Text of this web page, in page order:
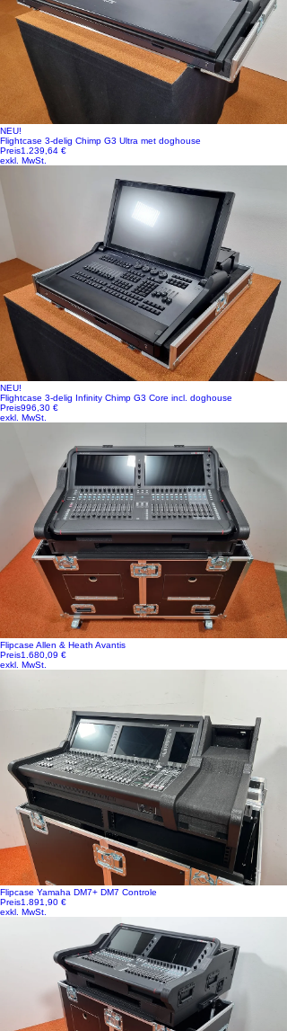
NEU!
Flightcase 3-delig Chimp G3 Ultra met doghouse
Preis1.239,64 €
exkl. MwSt.
NEU!
Flightcase 3-delig Infinity Chimp G3 Core incl. doghouse
Preis996,30 €
exkl. MwSt.
Flipcase Allen & Heath Avantis
Preis1.680,09 €
exkl. MwSt.
Flipcase Yamaha DM7+ DM7 Controle
Preis1.891,90 €
exkl. MwSt.